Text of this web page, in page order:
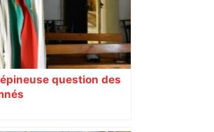
question des